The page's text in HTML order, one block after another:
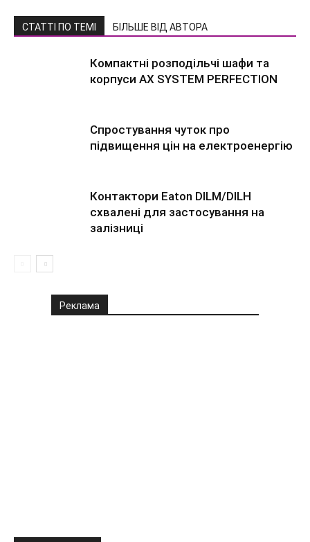
СТАТТІ ПО ТЕМІ БІЛЬШЕ ВІД АВТОРА
Компактні розподільчі шафи та
корпуси AX SYSTEM PERFECTION
Спростування чуток про
підвищення цін на електроенергію
Контактори Eaton DILM/DILH
схвалені для застосування на
залізниці
Реклама